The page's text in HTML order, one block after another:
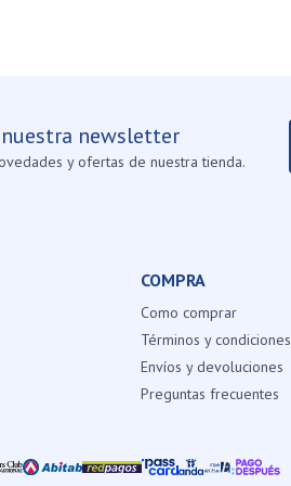
newsletter
y ofertas de nuestra tienda.
COMPRA
Como comprar
Términos y condiciones
Envíos y devoluciones
Preguntas frecuentes